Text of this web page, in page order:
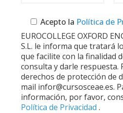
Acepto la Política de
EUROCOLLEGE OXFORD
S.L. le informa que tratará
que facilite con la finalidad
consulta y darle respuesta.
derechos de protección de
mail infor@cursosceae.es.
información, por favor,
Política de Privacidad .